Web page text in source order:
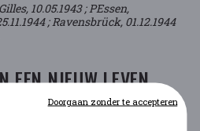
10.05.1943 ; PEssen,
; Ravensbrück, 01.12.1944
EEN NIEUW LEVEN
Doorgaan zonder te accepteren